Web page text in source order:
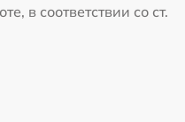
в соответствии со ст.